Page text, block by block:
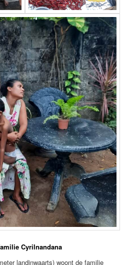
Cyrilnandana
landinwaarts) woont de familie